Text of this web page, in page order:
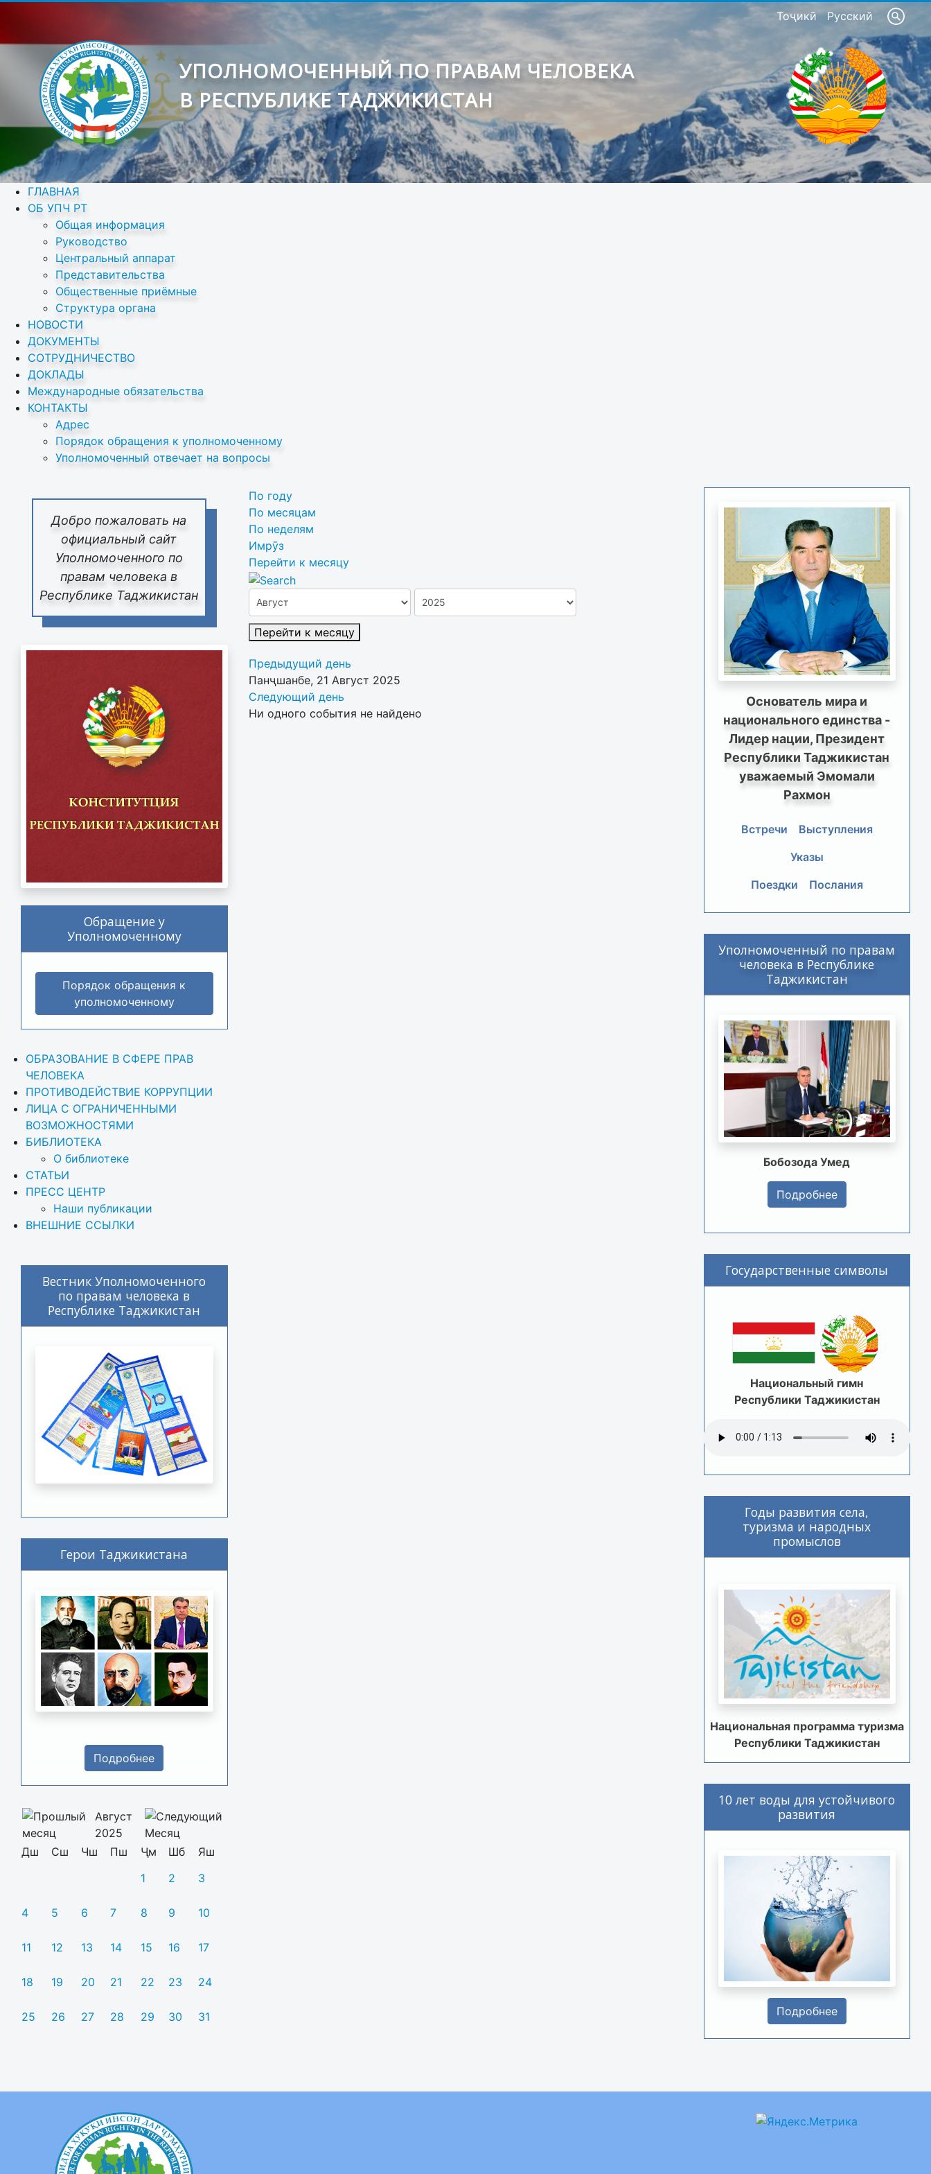
Тоҷикӣ Русский
УПОЛНОМОЧЕННЫЙ ПО ПРАВАМ ЧЕЛОВЕКА
В РЕСПУБЛИКЕ ТАДЖИКИСТАН
ГЛАВНАЯ
ОБ УПЧ РТ
Общая информация
Руководство
Центральный аппарат
Представительства
Общественные приёмные
Структура органа
НОВОСТИ
ДОКУМЕНТЫ
СОТРУДНИЧЕСТВО
ДОКЛАДЫ
Международные обязательства
КОНТАКТЫ
Адрес
Порядок обращения к уполномоченному
Уполномоченный отвечает на вопросы
Добро пожаловать на
официальный сайт
Уполномоченного по
правам человека в
Республике Таджикистан
Обращение у
Уполномоченному
Порядок обращения к
уполномоченному
ОБРАЗОВАНИЕ В СФЕРЕ ПРАВ
ЧЕЛОВЕКА
ПРОТИВОДЕЙСТВИЕ КОРРУПЦИИ
ЛИЦА С ОГРАНИЧЕННЫМИ
ВОЗМОЖНОСТЯМИ
БИБЛИОТЕКА
О библиотеке
СТАТЬИ
ПРЕСС ЦЕНТР
Наши публикации
ВНЕШНИЕ ССЫЛКИ
Вестник Уполномоченного
по правам человека в
Республике Таджикистан
Герои Таджикистана
Подробнее
Август
2025
Дш
Сш Чш Пш Ҷм Шб
Яш
1
2 3
4 5 6 7 8 9 10
11 12 13 14 15 16 17
18 19 20 21 22 23 24
25 26 27 28 29 30 31
По году
По месяцам
По неделям
Имрӯз
Перейти к месяцу
Перейти к месяцу
Предыдущий день
Панҷшанбе, 21 Август 2025
Следующий день
Ни одного события не найдено
Основатель мира и
национального единства -
Лидер нации, Президент
Республики Таджикистан
уважаемый Эмомали
Рахмон
Встречи
Выступления
Указы
Поездки
Послания
Уполномоченный по правам
человека в Республике
Таджикистан
Бобозода Умед
Подробнее
Государственные символы
Национальный гимн
Республики Таджикистан
Годы развития села,
туризма и народных
промыслов
Национальная программа туризма
Республики Таджикистан
10 лет воды для устойчивого
развития
Подробнее